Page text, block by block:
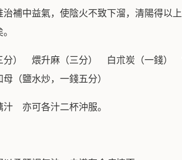
補中益氣，使陰火不致下溜，清陽得以
分） 煨升麻（三分） 白朮炭（一錢
鹽水炒，一錢五分）
汁 亦可各汁二杯沖服。